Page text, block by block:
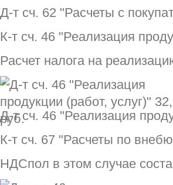
Д-т сч. 62 "Расчеты с
К-т сч. 46 "Реализация
Расчет налога на
Д-т сч. 46 "Реализация
К-т сч. 67 "Расчеты по
НДСпол в этом случае